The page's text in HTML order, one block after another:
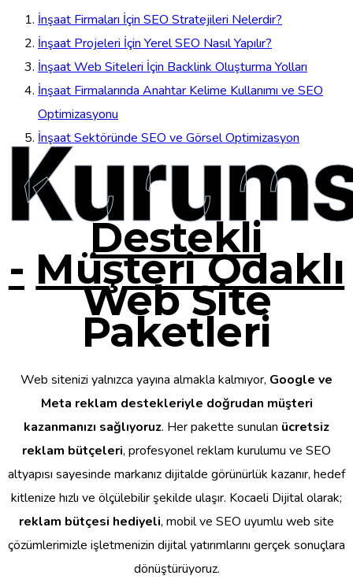
İnşaat Firmaları İçin SEO Stratejileri Nelerdir?
İnşaat Projeleri İçin Yerel SEO Nasıl Yapılır?
İnşaat Web Siteleri İçin Backlink Oluşturma Yolları
İnşaat Firmalarında Anahtar Kelime Kullanımı ve SEO
Optimizasyonu
İnşaat Sektöründe SEO ve Görsel Optimizasyon
Destekli
- Müşteri Odaklı
Web Site
Paketleri
Web sitenizi yalnızca yayına almakla kalmıyor, Google ve
Meta reklam destekleriyle doğrudan müşteri
kazanmanızı sağlıyoruz. Her pakette sunulan ücretsiz
reklam bütçeleri, profesyonel reklam kurulumu ve SEO
altyapısı sayesinde markanız dijitalde görünürlük kazanır, hedef
kitlenize hızlı ve ölçülebilir şekilde ulaşır. Kocaeli Dijital olarak;
reklam bütçesi hediyeli, mobil ve SEO uyumlu web site
çözümlerimizle işletmenizin dijital yatırımlarını gerçek sonuçlara
dönüştürüyoruz.